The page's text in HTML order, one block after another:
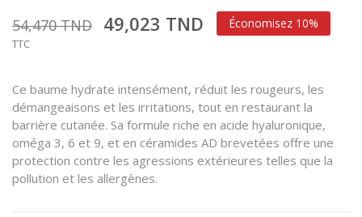
54,470 TND 49,023 TND Économisez 10%
TTC
Ce baume hydrate intensément, réduit les rougeurs, les
démangeaisons et les irritations, tout en restaurant la
barrière cutanée. Sa formule riche en acide hyaluronique,
oméga 3, 6 et 9, et en céramides AD brevetées offre une
protection contre les agressions extérieures telles que la
pollution et les allergènes.